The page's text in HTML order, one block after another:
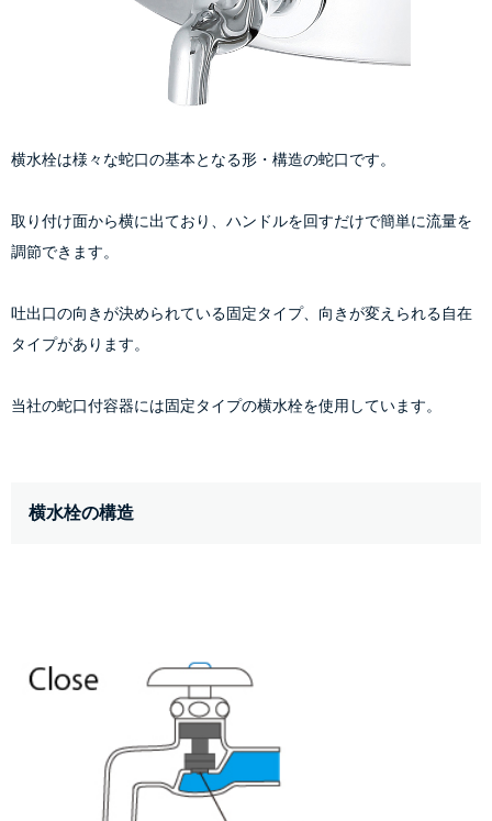
横水栓は様々な蛇口の基本となる形・構造の蛇口です。
取り付け面から横に出ており、ハンドルを回すだけで簡単に流量を
調節できます。
吐出口の向きが決められている固定タイプ、向きが変えられる自在
タイプがあります。
当社の蛇口付容器には固定タイプの横水栓を使用しています。
横水栓の構造